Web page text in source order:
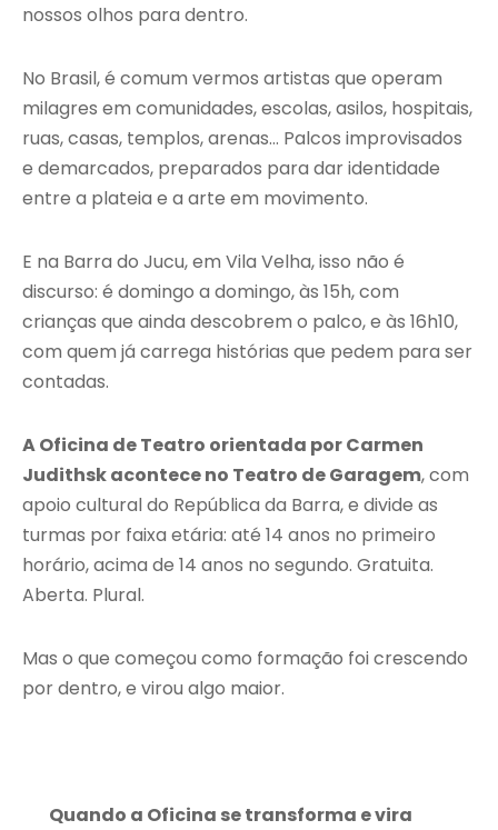
nossos olhos para dentro.
No Brasil, é comum vermos artistas que operam
milagres em comunidades, escolas, asilos, hospitais,
ruas, casas, templos, arenas… Palcos improvisados
e demarcados, preparados para dar identidade
entre a plateia e a arte em movimento.
E na Barra do Jucu, em Vila Velha, isso não é
discurso: é domingo a domingo, às 15h, com
crianças que ainda descobrem o palco, e às 16h10,
com quem já carrega histórias que pedem para ser
contadas.
A Oficina de Teatro orientada por Carmen
Judithsk acontece no Teatro de Garagem, com
apoio cultural do República da Barra, e divide as
turmas por faixa etária: até 14 anos no primeiro
horário, acima de 14 anos no segundo. Gratuita.
Aberta. Plural.
Mas o que começou como formação foi crescendo
por dentro, e virou algo maior.
Quando a Oficina se transforma e vira